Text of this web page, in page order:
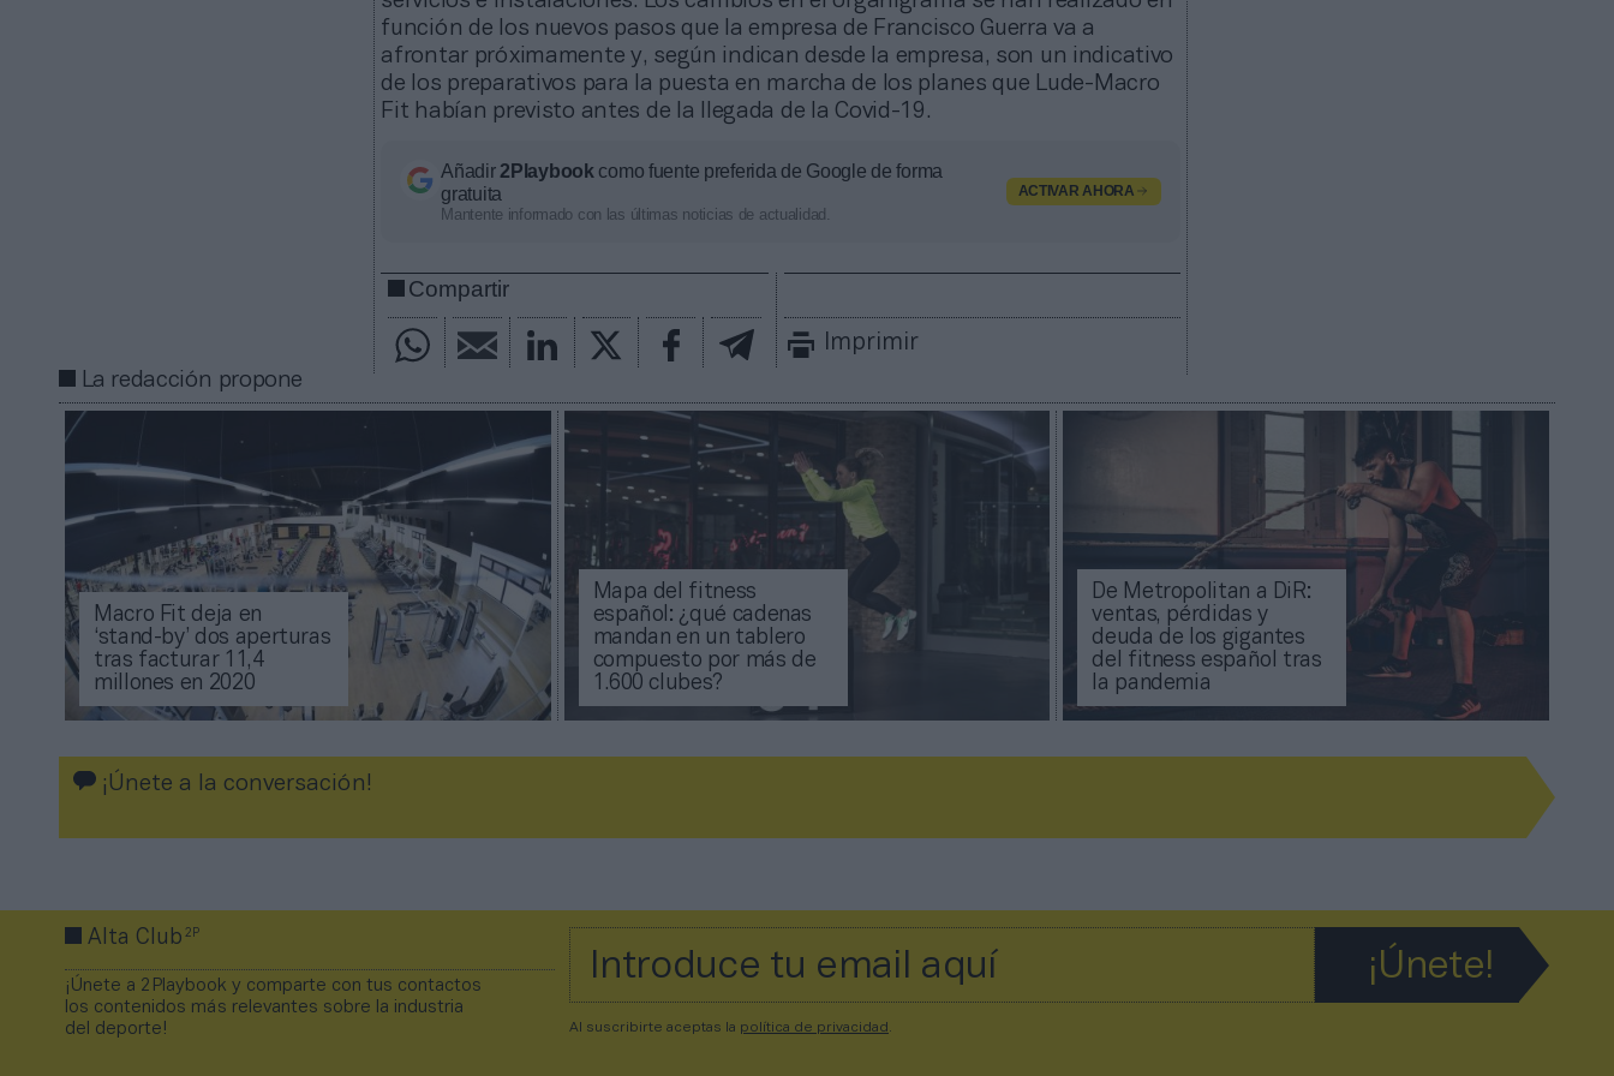
función de los nuevos pasos que la empresa de Francisco Guerra va a
afrontar próximamente y, según indican desde la empresa, son un indicativo
de los preparativos para la puesta en marcha de los planes que Lude-Macro
Fit habían previsto antes de la llegada de la Covid-19.
Añadir2Playbook como fuente preferida de Google de forma
gratuita
Mantente informado con las últimas noticias de actualidad.
ACTIVAR AHORA
Compartir
Imprimir
La redacción propone
Macro Fit deja en
‘stand-by’ dos aperturas
tras facturar 11,4
millones en 2020
Mapa del fitness
español: ¿qué cadenas
mandan en un tablero
compuesto por más de
1.600 clubes?
De Metropolitan a DiR:
ventas, pérdidas y
deuda de los gigantes
del fitness español tras
la pandemia
¡Únete a la conversación!
Alta Club2P
¡Únete a 2Playbook y comparte con tus contactos
los contenidos más relevantes sobre la industria
del deporte!
Al suscribirte aceptas la política de privacidad